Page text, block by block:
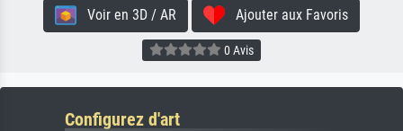
Voir en 3D / AR Ajouter aux Favoris
0 Avis
Configurez d'art